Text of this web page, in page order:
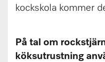
kockskola kommer
På tal om
köksutrustning